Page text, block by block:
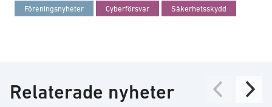
Föreningsnyheter Cyberförsvar Säkerhetsskydd
Relaterade nyheter